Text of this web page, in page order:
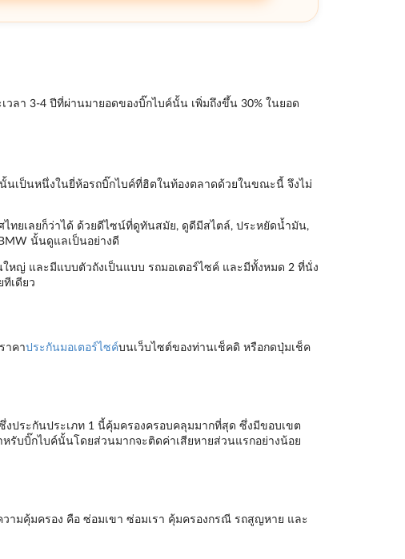
ลา 3-4 ปีที่ผ่านมายอดของบิ๊กไบค์นั้น เพิ่มถึงขึ้น 30% ในยอด
นเป็นหนึ่งในยี่ห้อรถบิ๊กไบค์ที่ฮิตในท้องตลาดด้วยในขณะนี้ จึงไม่
ทยเลยก็ว่าได้ ด้วยดีไซน์ที่ดูทันสมัย, ดูดีมีสไตล์, ประหยัดน้ำมัน,
นั้นดูแลเป็นอย่างดี
หญ่ และมีแบบตัวถังเป็นแบบ รถมอเตอร์ไซค์ และมีทั้งหมด 2 ที่นั่ง
เดียว
าคาประกันมอเตอร์ไซค์บนเว็บไซต์ของท่านเช็คดิ หรือกดปุ่มเช็ค
ประกันประเภท 1 นี้คุ้มครองครอบคลุมมากที่สุด ซึ่งมีขอบเขต
รับบิ๊กไบค์นั้นโดยส่วนมากจะติดค่าเสียหายส่วนแรกอย่างน้อย
ามคุ้มครอง คือ ซ่อมเขา ซ่อมเรา คุ้มครองกรณี รถสูญหาย และ